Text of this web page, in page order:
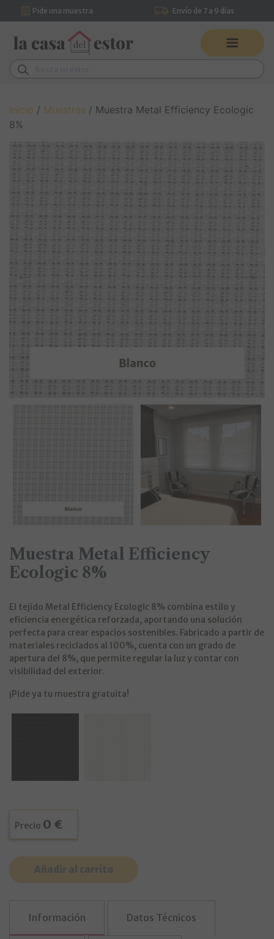
Pide una muestra Envío de 7 a 9 días
Pídenos asesoramiento por
Saltar al contenido
Navegación principal
Buscar:
Inicio / Muestras / Muestra Metal Efficiency Ecologic
8%
Muestra Metal Efficiency
Ecologic 8%
El tejido Metal Efficiency Ecologic 8% combina estilo y
eficiencia energética reforzada, aportando una solución
perfecta para crear espacios sostenibles. Fabricado a partir de
materiales reciclados al 100%, cuenta con un grado de
apertura del 8%, que permite regular la luz y contar con
visibilidad del exterior.
¡Pide ya tu muestra gratuita!
Precio 0 €
Muestra Metal Efficiency Ecologic 8% cantidad
Añadir al carrito
Información Datos Técnicos